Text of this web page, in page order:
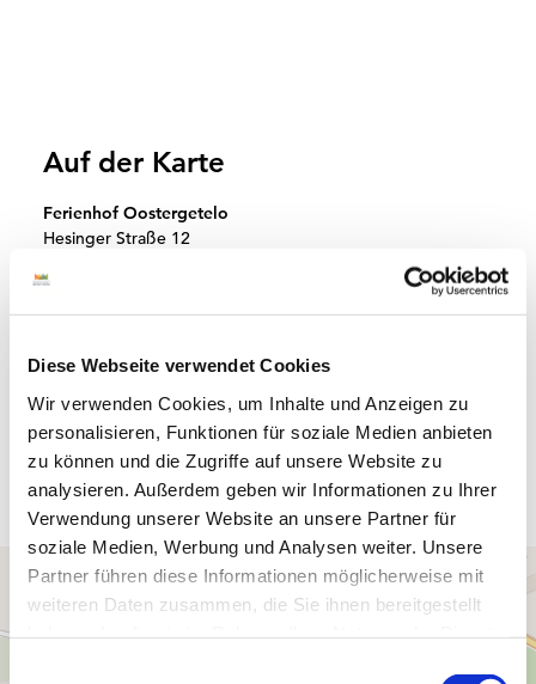
Diese Webseite verwendet Cookies
Wir verwenden Cookies, um Inhalte und Anzeigen zu
personalisieren, Funktionen für soziale Medien anbieten
zu können und die Zugriffe auf unsere Website zu
analysieren. Außerdem geben wir Informationen zu Ihrer
Verwendung unserer Website an unsere Partner für
soziale Medien, Werbung und Analysen weiter. Unsere
Partner führen diese Informationen möglicherweise mit
weiteren Daten zusammen, die Sie ihnen bereitgestellt
Auf der Karte
Ferienhof Oostergetelo
Hesinger Straße 12
Deutschland
E-Mail: info@oostergetelo.de
Anreise planen